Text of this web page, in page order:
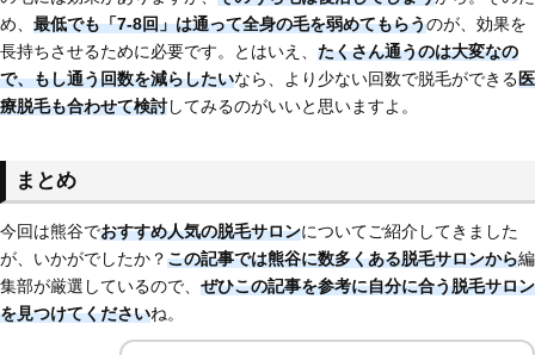
め、 最低でも「7-8回」は通って全身の毛を弱めてもらうのが、効果を
長持ちさせるために必要です。とはいえ、 たくさん通うのは大変なの
で、もし通う回数を減らしたいなら、より少ない回数で脱毛ができる医
療脱毛も合わせて検討してみるのがいいと思いますよ。
まとめ
今回は熊谷でおすすめ人気の脱毛サロンについてご紹介してきました
が、いかがでしたか？この記事では熊谷に数多くある脱毛サロンから編
集部が厳選しているので、 ぜひこの記事を参考に自分に合う脱毛サロン
を見つけてくださいね。